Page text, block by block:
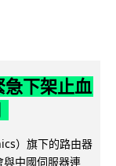
急下架止血
）旗下的路由器
中國伺服器連